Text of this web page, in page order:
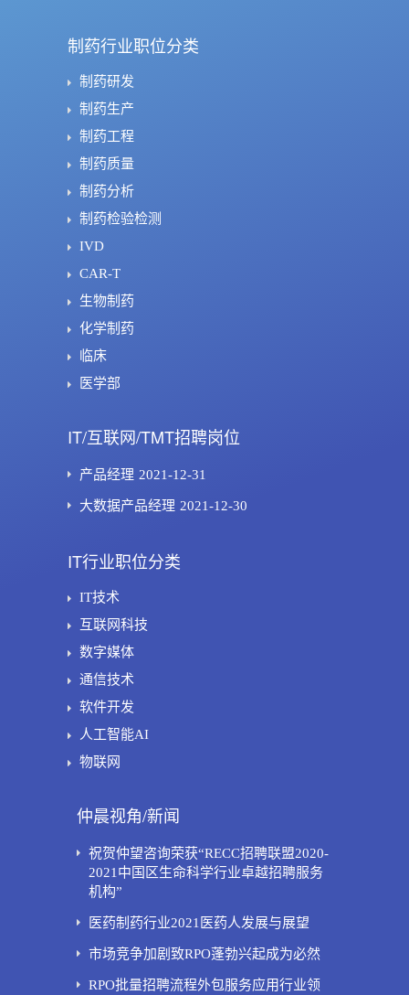
制药行业职位分类
制药研发
制药生产
制药工程
制药质量
制药分析
制药检验检测
IVD
CAR-T
生物制药
化学制药
临床
医学部
IT/互联网/TMT招聘岗位
产品经理 2021-12-31
大数据产品经理 2021-12-30
IT行业职位分类
IT技术
互联网科技
数字媒体
通信技术
软件开发
人工智能AI
物联网
仲晨视角/新闻
祝贺仲望咨询荣获“RECC招聘联盟2020-
2021中国区生命科学行业卓越招聘服务
机构”
医药制药行业2021医药人发展与展望
市场竞争加剧致RPO蓬勃兴起成为必然
RPO批量招聘流程外包服务应用行业领